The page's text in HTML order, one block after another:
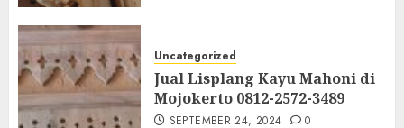
Uncategorized
Jual Lisplang Kayu Mahoni di
Mojokerto 0812-2572-3489
SEPTEMBER 24, 2024 0